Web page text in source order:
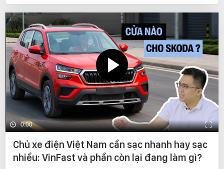
0:00
Chủ xe điện Việt Nam cần sạc nhanh hay sạc
nhiều: VinFast và phần còn lại đang làm gì?